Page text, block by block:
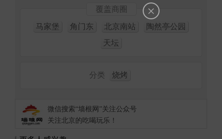
覆盖商圈
马家堡 角门东 北京南站
陶然亭公园
天坛
分类 烧烤
微信搜索“墙根网”关注公众号
关注北京的吃喝玩乐！
×